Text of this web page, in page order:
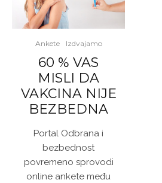
Ankete Izdvajamo
60 % VAS
MISLI DA
VAKCINA NIJE
BEZBEDNA
Portal Odbrana i
bezbednost
povremeno sprovodi
online ankete među